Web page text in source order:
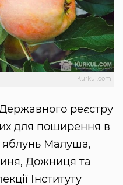
Kurkul.com
реєстру
для поширення в
яблунь Малуша,
Дожниця та
Інституту